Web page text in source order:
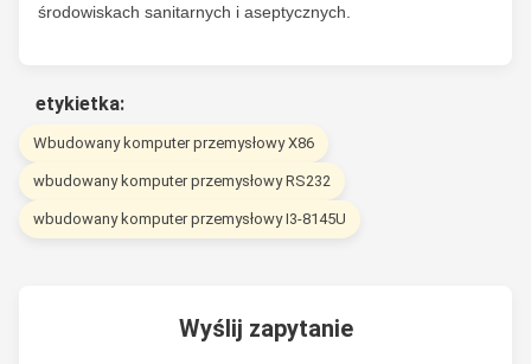
środowiskach sanitarnych i aseptycznych.
etykietka:
Wbudowany komputer przemysłowy X86
wbudowany komputer przemysłowy RS232
wbudowany komputer przemysłowy I3-8145U
Wyślij zapytanie